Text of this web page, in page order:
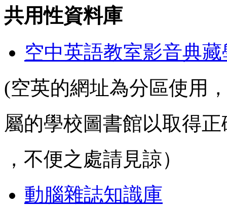
共用性資料庫
空中英語教室影音典
(空英的網址為分區使用
屬的學校圖書館以取得
，不便之處請見諒）
動腦雜誌知識庫